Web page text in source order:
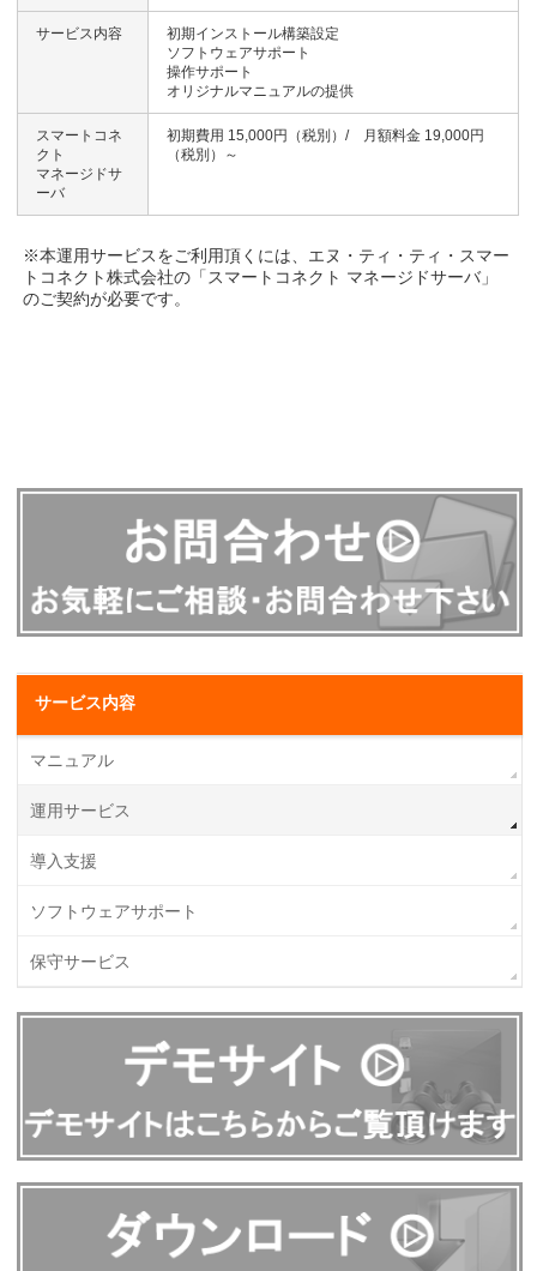
サービス内容
初期インストール構築設定
ソフトウェアサポート
操作サポート
オリジナルマニュアルの提供
スマートコネ
クト
マネージドサ
ーバ
初期費用 15,000円（税別）/ 月額料金 19,000円
（税別）～
※本運用サービスをご利用頂くには、エヌ・ティ・ティ・スマー
トコネクト株式会社の「スマートコネクト マネージドサーバ」
のご契約が必要です。
サービス内容
マニュアル
運用サービス
導入支援
ソフトウェアサポート
保守サービス